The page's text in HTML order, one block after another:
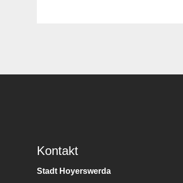
Kontakt
Stadt Hoyerswerda